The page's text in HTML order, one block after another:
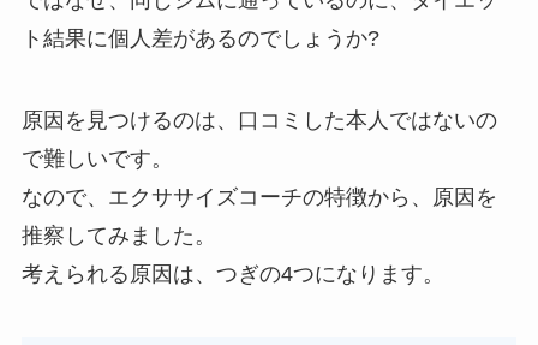
ト結果に個人差があるのでしょうか?
原因を見つけるのは、口コミした本人ではないの
で難しいです。
なので、エクササイズコーチの特徴から、原因を
推察してみました。
考えられる原因は、つぎの4つになります。